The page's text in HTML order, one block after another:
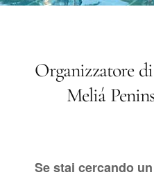
Organizzatore
Meliá
Se stai cercando